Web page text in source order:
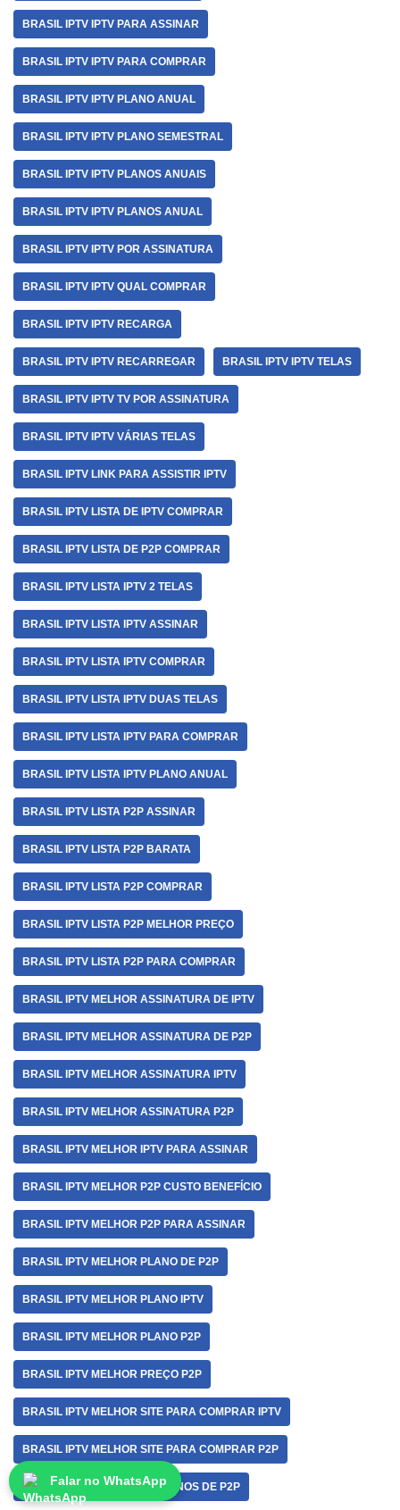
BRASIL IPTV IPTV PARA ASSINAR
BRASIL IPTV IPTV PARA COMPRAR
BRASIL IPTV IPTV PLANO ANUAL
BRASIL IPTV IPTV PLANO SEMESTRAL
BRASIL IPTV IPTV PLANOS ANUAIS
BRASIL IPTV IPTV PLANOS ANUAL
BRASIL IPTV IPTV POR ASSINATURA
BRASIL IPTV IPTV QUAL COMPRAR
BRASIL IPTV IPTV RECARGA
BRASIL IPTV IPTV RECARREGAR BRASIL IPTV IPTV TELAS
BRASIL IPTV IPTV TV POR ASSINATURA
BRASIL IPTV IPTV VÁRIAS TELAS
BRASIL IPTV LINK PARA ASSISTIR IPTV
BRASIL IPTV LISTA DE IPTV COMPRAR
BRASIL IPTV LISTA DE P2P COMPRAR
BRASIL IPTV LISTA IPTV 2 TELAS
BRASIL IPTV LISTA IPTV ASSINAR
BRASIL IPTV LISTA IPTV COMPRAR
BRASIL IPTV LISTA IPTV DUAS TELAS
BRASIL IPTV LISTA IPTV PARA COMPRAR
BRASIL IPTV LISTA IPTV PLANO ANUAL
BRASIL IPTV LISTA P2P ASSINAR
BRASIL IPTV LISTA P2P BARATA
BRASIL IPTV LISTA P2P COMPRAR
BRASIL IPTV LISTA P2P MELHOR PREÇO
BRASIL IPTV LISTA P2P PARA COMPRAR
BRASIL IPTV MELHOR ASSINATURA DE IPTV
BRASIL IPTV MELHOR ASSINATURA DE P2P
BRASIL IPTV MELHOR ASSINATURA IPTV
BRASIL IPTV MELHOR ASSINATURA P2P
BRASIL IPTV MELHOR IPTV PARA ASSINAR
BRASIL IPTV MELHOR P2P CUSTO BENEFÍCIO
BRASIL IPTV MELHOR P2P PARA ASSINAR
BRASIL IPTV MELHOR PLANO DE P2P
BRASIL IPTV MELHOR PLANO IPTV
BRASIL IPTV MELHOR PLANO P2P
BRASIL IPTV MELHOR PREÇO P2P
BRASIL IPTV MELHOR SITE PARA COMPRAR IPTV
BRASIL IPTV MELHOR SITE PARA COMPRAR P2P
BRASIL IPTV MELHORES PLANOS DE P2P
Falar no WhatsApp